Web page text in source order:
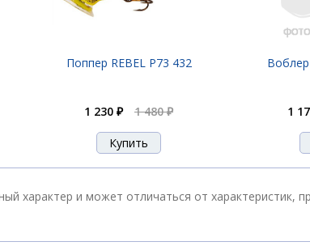
Поппер REBEL P73 432
1 230 ₽ 1 480 ₽
Воблер
1
характер и может отличаться от характеристик,